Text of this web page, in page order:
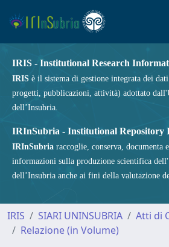
IRIS - Institutional Research
IRIS è il sistema di gestione integrata dei
progetti, pubblicazioni, attività) adottato
dell’Insubria.
IRInSubria - Institutional Repository
IRInSubria raccoglie, conserva, documenta
informazioni sulla produzione scientifica
dell’Insubria anche ai fini della valutazione
IRIS SIARI UNINSUBRIA
Atti di
Relazione (in Volume)